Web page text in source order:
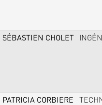
SÉBASTIEN CHOLET
PATRICIA CORBIERE